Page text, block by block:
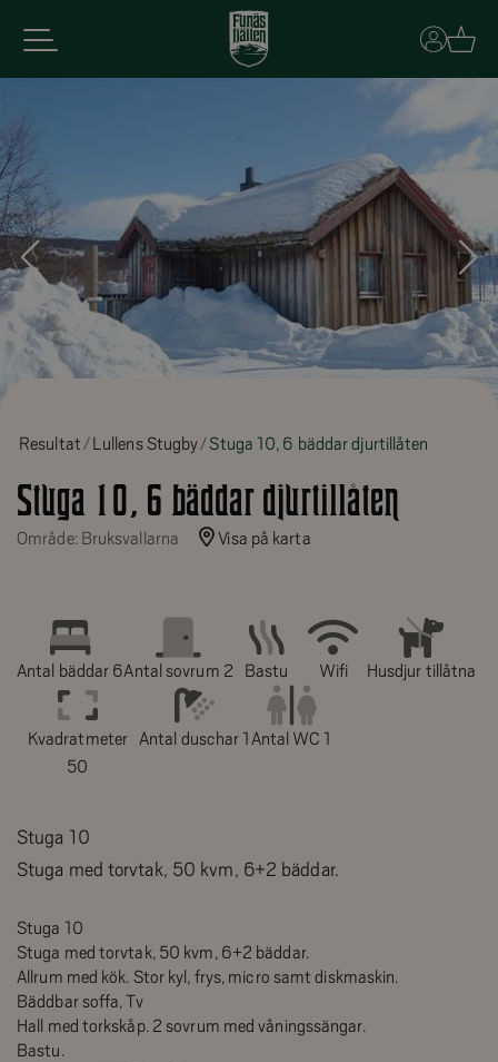
Basket
Resultat Lullens Stugby Stuga 10, 6 bäddar djurtillåten
Stuga 10, 6 bäddar djurtillåten
Område: Bruksvallarna Visa på karta
Antal bäddar 6Antal sovrum 2 Bastu Wifi Husdjur tillåtna
Kvadratmeter
50
Antal duschar 1Antal WC 1
Stuga 10
Stuga med torvtak, 50 kvm, 6+2 bäddar.
Stuga 10
Stuga med torvtak, 50 kvm, 6+2 bäddar.
Allrum med kök. Stor kyl, frys, micro samt diskmaskin.
Bäddbar soffa, Tv
Hall med torkskåp. 2 sovrum med våningssängar.
Bastu.